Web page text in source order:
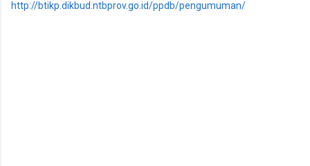
http://btikp.dikbud.ntbprov.go.id/ppdb/pengumuman/